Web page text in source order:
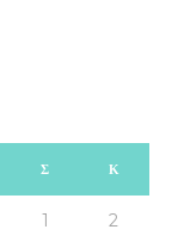
Σ Κ
1 2